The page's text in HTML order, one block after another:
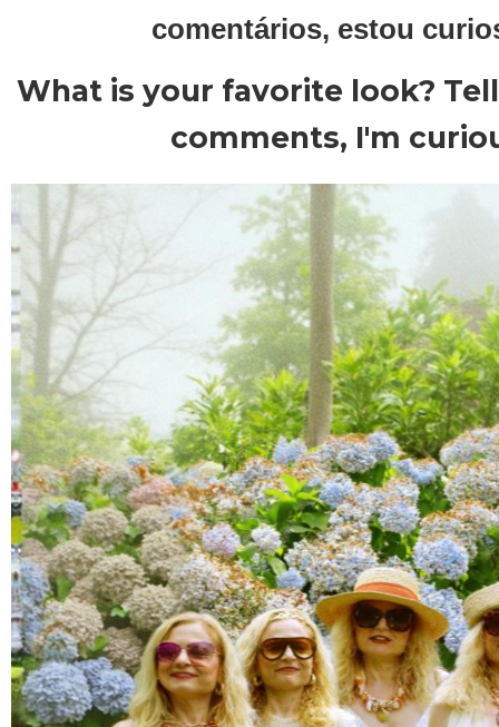
comentários, estou
What is your favorite look?
comments, I'm